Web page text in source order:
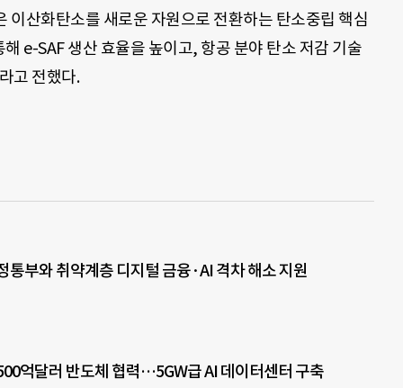
이산화탄소를 새로운 자원으로 전환하는 탄소중립 핵심
e-SAF 생산 효율을 높이고, 항공 분야 탄소 저감 기술
고 전했다.
통부와 취약계층 디지털 금융·AI 격차 해소 지원
억달러 반도체 협력…5GW급 AI 데이터센터 구축